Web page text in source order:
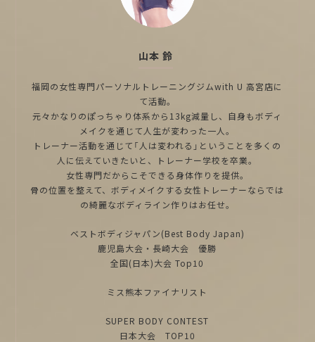
山本 鈴
福岡の女性専門パーソナルトレーニングジムwith U 高宮店に
て活動。
元々かなりのぽっちゃり体系から13kg減量し、自身もボディ
メイクを通じて人生が変わった一人。
トレーナー活動を通じて「人は変われる」ということを多くの
人に伝えていきたいと、トレーナー学校を卒業。
女性専門だからこそできる身体作りを提供。
骨の位置を整えて、ボディメイクする女性トレーナーならでは
の綺麗なボディライン作りはお任せ。
ベストボディジャパン(Best Body Japan)
鹿児島大会・長崎大会 優勝
全国(日本)大会 Top10
ミス熊本ファイナリスト
SUPER BODY CONTEST
日本大会 TOP10